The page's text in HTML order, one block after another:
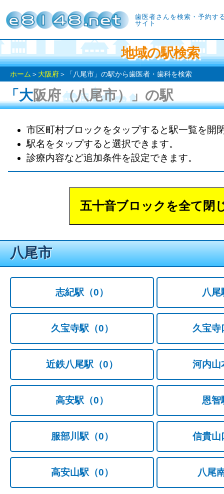
歯医者さんを検索・予約す
サイト
地域の駅検索
ホーム ＞ 大阪府＞「八尾市」の駅から歯医者・歯科を検索
「大阪府（八尾市）」の駅
市区町村ブロックをタップすると駅一覧を開
駅名をタップすると選択できます。
診療内容など追加条件を設定できます。
八尾市
志紀駅 （0） 八尾
久宝寺駅 （0） 久宝寺
近鉄八尾駅 （0） 河内山
高安駅 （0） 恩智
服部川駅 （0） 信貴山
高安山駅 （0） 八尾